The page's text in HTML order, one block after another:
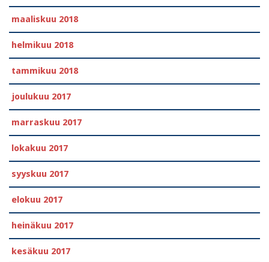
maaliskuu 2018
helmikuu 2018
tammikuu 2018
joulukuu 2017
marraskuu 2017
lokakuu 2017
syyskuu 2017
elokuu 2017
heinäkuu 2017
kesäkuu 2017